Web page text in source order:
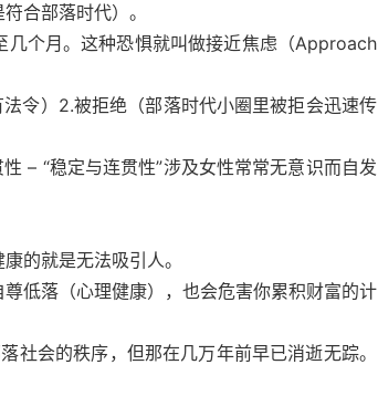
合部落时代）。
几个月。这种恐惧就叫做接近焦虑（Approach
令）2.被拒绝（部落时代小圈里被拒会迅速传
– “稳定与连贯性”涉及女性常常无意识而自发
的就是无法吸引人。
低落（心理健康），也会危害你累积财富的计
社会的秩序，但那在几万年前早已消逝无踪。